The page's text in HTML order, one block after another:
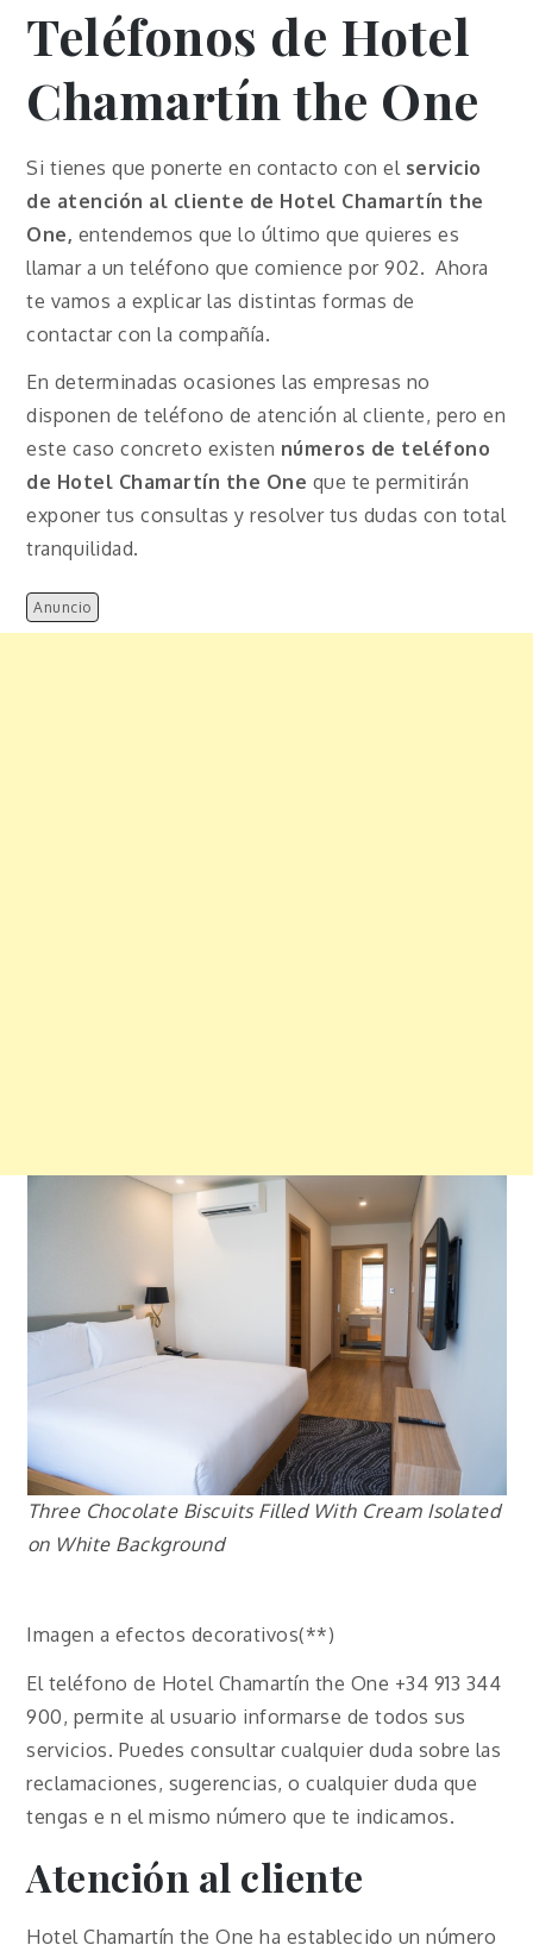
Teléfonos de Hotel
Chamartín the One
Si tienes que ponerte en contacto con el servicio
de atención al cliente de Hotel Chamartín the
One, entendemos que lo último que quieres es
llamar a un teléfono que comience por 902. Ahora
te vamos a explicar las distintas formas de
contactar con la compañía.
En determinadas ocasiones las empresas no
disponen de teléfono de atención al cliente, pero en
este caso concreto existen números de teléfono
de Hotel Chamartín the One que te permitirán
exponer tus consultas y resolver tus dudas con total
tranquilidad.
Anuncio
Three Chocolate Biscuits Filled With Cream Isolated
on White Background
Imagen a efectos decorativos(**)
El teléfono de Hotel Chamartín the One +34 913 344
900, permite al usuario informarse de todos sus
servicios. Puedes consultar cualquier duda sobre las
reclamaciones, sugerencias, o cualquier duda que
tengas e n el mismo número que te indicamos.
Atención al cliente
Hotel Chamartín the One ha establecido un número